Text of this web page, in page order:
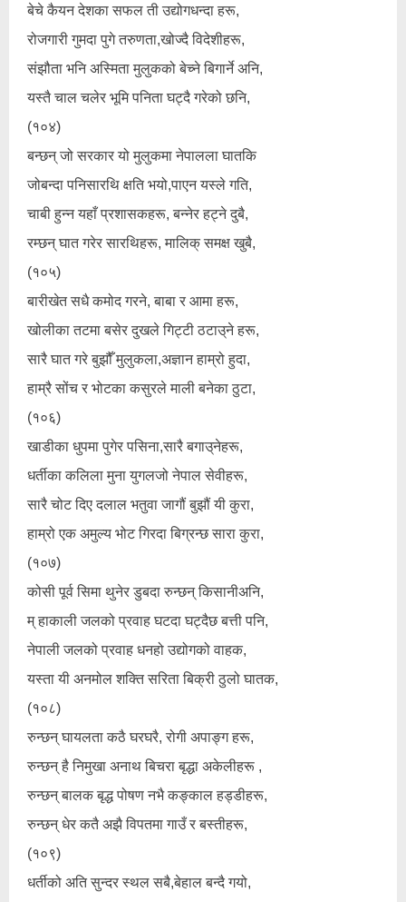
बेचे कैयन देशका सफल ती उद्योगधन्दा हरू,
रोजगारी गुमदा पुगे तरुणता,खोज्दै विदेशीहरू,
संझौता भनि अस्मिता मुलुकको बेच्ने बिगार्ने अनि,
यस्तै चाल चलेर भूमि पनिता घट्दै गरेको छनि,
(१०४)
बन्छन् जो सरकार यो मुलुकमा नेपालला घातकि
जोबन्दा पनिसारथि क्षति भयो,पाएन यस्ले गति,
चाबी हुन्न यहाँ प्रशासकहरू, बन्नेर हट्ने दुबै,
रम्छन् घात गरेर सारथिहरू, मालिक् समक्ष खुबै,
(१०५)
बारीखेत सधै कमोद गरने, बाबा र आमा हरू,
खोलीका तटमा बसेर दुखले गिट्टी ठटाउ्ने हरू,
सारै घात गरे बुझौँ मुलुकला,अज्ञान हाम्रो हुदा,
हाम्रै सोंच र भोटका कसुरले माली बनेका ठुटा,
(१०६)
खाडीका धुपमा पुगेर पसिना,सारै बगाउ्नेहरू,
धर्तीका कलिला मुना युगलजो नेपाल सेवीहरू,
सारै चोट दिए दलाल भतुवा जागौं बुझौं यी कुरा,
हाम्रो एक अमुल्य भोट गिरदा बिग्रन्छ सारा कुरा,
(१०७)
कोसी पूर्व सिमा थुनेर डुबदा रुन्छन् किसानीअनि,
म् हाकाली जलको प्रवाह घटदा घट्दैछ बत्ती पनि,
नेपाली जलको प्रवाह धनहो उद्योगको वाहक,
यस्ता यी अनमोल शक्ति सरिता बिक्री ठुलो घातक,
(१०८)
रुन्छन् घायलता कठै घरघरै, रोगी अपाङ्ग हरू,
रुन्छन् है निमुखा अनाथ बिचरा बृद्धा अकेलीहरू ,
रुन्छन् बालक बृद्ध पोषण नभै कङ्काल हड्डीहरू,
रुन्छन् धेर कतै अझै विपतमा गाउँ र बस्तीहरू,
(१०९)
धर्तीको अति सुन्दर स्थल सबै,बेहाल बन्दै गयो,